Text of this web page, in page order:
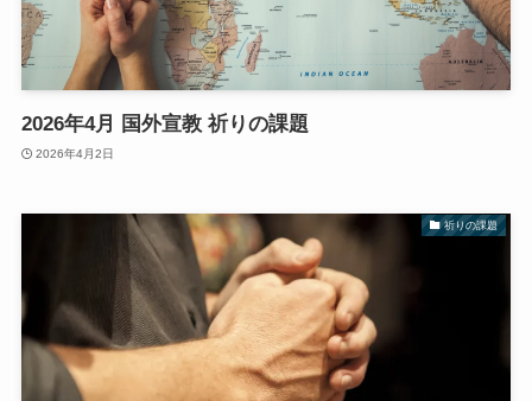
2026年4月 国外宣教 祈りの課題
2026年4月2日
祈りの課題